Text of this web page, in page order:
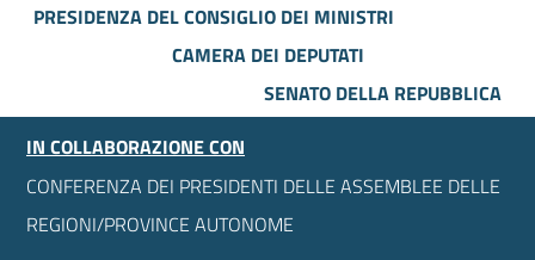
PRESIDENZA DEL CONSIGLIO DEI MINISTRI
CAMERA DEI DEPUTATI
SENATO DELLA REPUBBLICA
IN COLLABORAZIONE CON
CONFERENZA DEI PRESIDENTI DELLE ASSEMBLEE DELLE
REGIONI/PROVINCE AUTONOME